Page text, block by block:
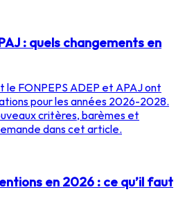
: quels changements en
FONPEPS ADEP et APAJ ont
pour les années 2026-2028.
critères, barèmes et
dans cet article.
en 2026 : ce qu’il faut